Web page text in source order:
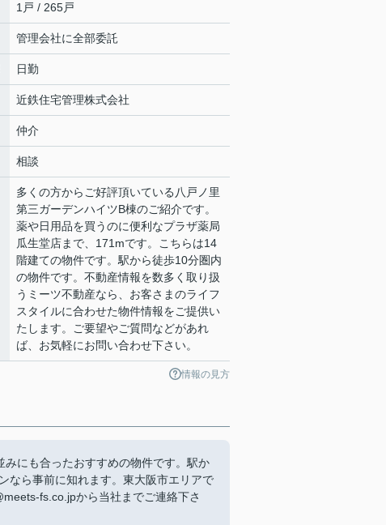
1戸 / 265戸
管理会社に全部委託
日勤
近鉄住宅管理株式会社
仲介
相談
多くの方からご好評頂いている八戸ノ里
第三ガーデンハイツB棟のご紹介です。
薬や日用品を買うのに便利なプラザ薬局
瓜生堂店まで、171mです。こちらは14
階建ての物件です。駅から徒歩10分圏内
の物件です。不動産情報を数多く取り扱
うミーツ不動産なら、お客さまのライフ
スタイルに合わせた物件情報をご提供い
たします。ご要望やご質問などがあれ
ば、お気軽にお問い合わせ下さい。
情報の見方
にも合ったおすすめの物件です。駅か
なら事前に知れます。東大阪市エリアで
fs.co.jpから当社までご連絡下さ